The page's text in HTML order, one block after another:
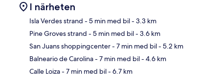
I närheten
Isla Verdes strand - 5 min med bil- 3.3 km
Pine Groves strand - 5 min med bil- 3.6 km
San Juans shoppingcenter- 7 min med bil- 5.2 km
Balneario de Carolina- 7 min med bil- 4.6 km
Calle Loiza- 7 min med bil- 6.7 km